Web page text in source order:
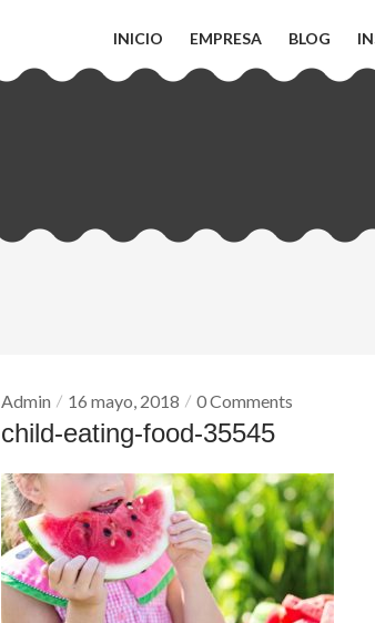
INICIO EMPRESA BLOG
Admin 16 mayo, 2018 0 Comments
child-eating-food-35545